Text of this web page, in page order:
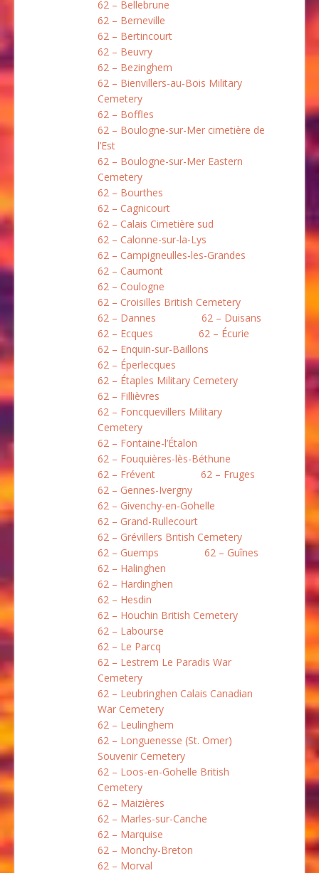
62 – Bellebrune
62 – Berneville
62 – Bertincourt
62 – Beuvry
62 – Bezinghem
62 – Bienvillers-au-Bois Military
Cemetery
62 – Boffles
62 – Boulogne-sur-Mer cimetière de
l’Est
62 – Boulogne-sur-Mer Eastern
Cemetery
62 – Bourthes
62 – Cagnicourt
62 – Calais Cimetière sud
62 – Calonne-sur-la-Lys
62 – Campigneulles-les-Grandes
62 – Caumont
62 – Coulogne
62 – Croisilles British Cemetery
62 – Dannes
62 – Duisans
62 – Ecques
62 – Écurie
62 – Enquin-sur-Baillons
62 – Éperlecques
62 – Étaples Military Cemetery
62 – Fillièvres
62 – Foncquevillers Military
Cemetery
62 – Fontaine-l’Étalon
62 – Fouquières-lès-Béthune
62 – Frévent
62 – Fruges
62 – Gennes-Ivergny
62 – Givenchy-en-Gohelle
62 – Grand-Rullecourt
62 – Grévillers British Cemetery
62 – Guemps
62 – Guînes
62 – Halinghen
62 – Hardinghen
62 – Hesdin
62 – Houchin British Cemetery
62 – Labourse
62 – Le Parcq
62 – Lestrem Le Paradis War
Cemetery
62 – Leubringhen Calais Canadian
War Cemetery
62 – Leulinghem
62 – Longuenesse (St. Omer)
Souvenir Cemetery
62 – Loos-en-Gohelle British
Cemetery
62 – Maizières
62 – Marles-sur-Canche
62 – Marquise
62 – Monchy-Breton
62 – Morval